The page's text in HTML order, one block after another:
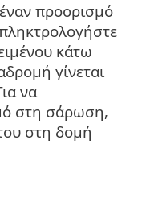
προορισμό
κάτω
γίνεται
να
στη σάρωση,
στη δομή